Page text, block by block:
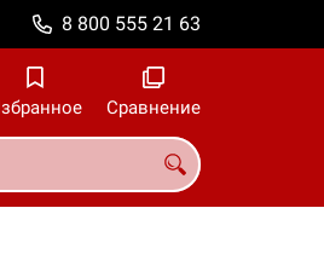
8 800 555 21 63
Сравнение